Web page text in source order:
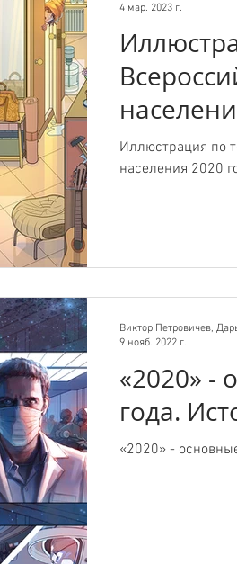
Иллюстрация по
населения 2020
4 мар. 2023 г.
«2020» -
года.
«2020» -
Виктор Петровичев,
9 нояб. 2022 г.